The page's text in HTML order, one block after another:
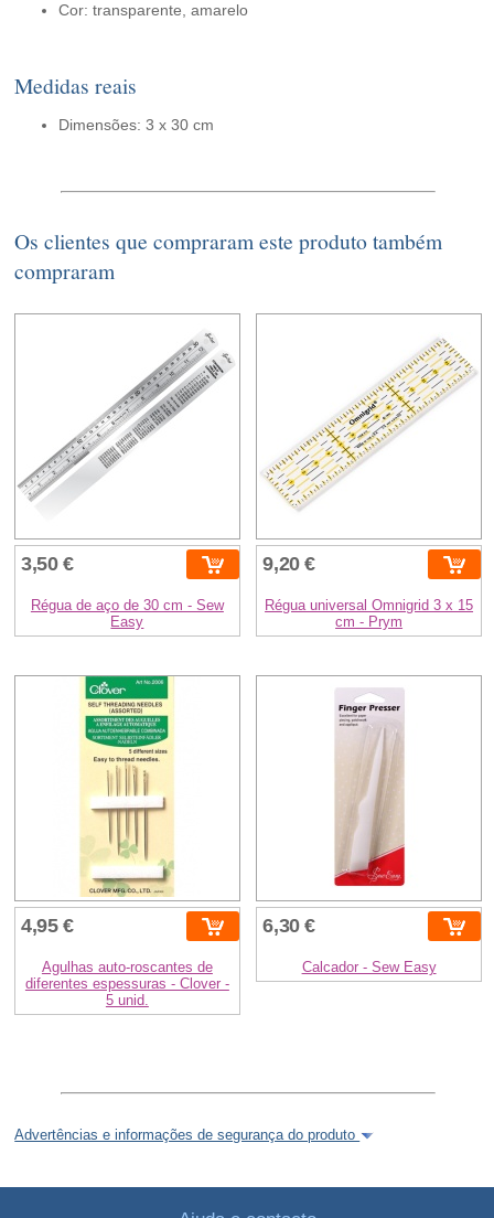
Cor: transparente, amarelo
Medidas reais
Dimensões: 3 x 30 cm
Os clientes que compraram este produto também
compraram
3,50 €
Régua de aço de 30 cm - Sew
Easy
9,20 €
Régua universal Omnigrid 3 x 15
cm - Prym
4,95 €
Agulhas auto-roscantes de
diferentes espessuras - Clover -
5 unid.
6,30 €
Calcador - Sew Easy
Advertências e informações de segurança do produto